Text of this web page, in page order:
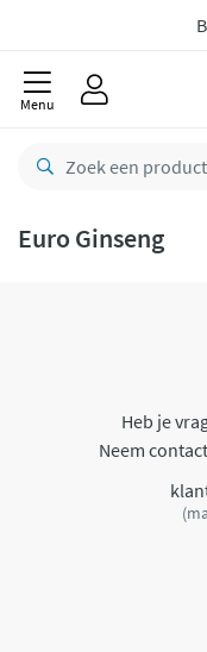
Menu
Euro Ginseng
Heb je
Neem